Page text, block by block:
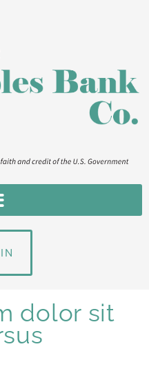
dolor sit